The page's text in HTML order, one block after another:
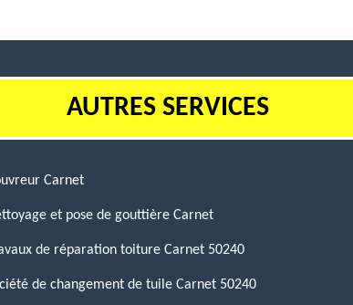
AUTRES SERVICES
Carnet
et pose de gouttière Carnet
de réparation toiture Carnet 50240
de changement de tuile Carnet 50240